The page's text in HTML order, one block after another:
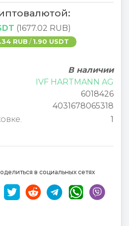
(1677.02 RUB)
RUB / 1.90 USDT
В наличии
IVF HARTMANN AG
6018426
4031678065318
1
в социальных сетях